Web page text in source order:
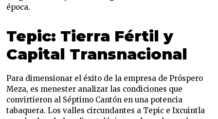
época.
Tepic: Tierra Fértil y
Capital Transnacional
Para dimensionar el éxito de la empresa de Próspero
Meza, es menester analizar las condiciones que
convirtieron al Séptimo Cantón en una potencia
tabaquera. Los valles circundantes a Tepic e Ixcuintla